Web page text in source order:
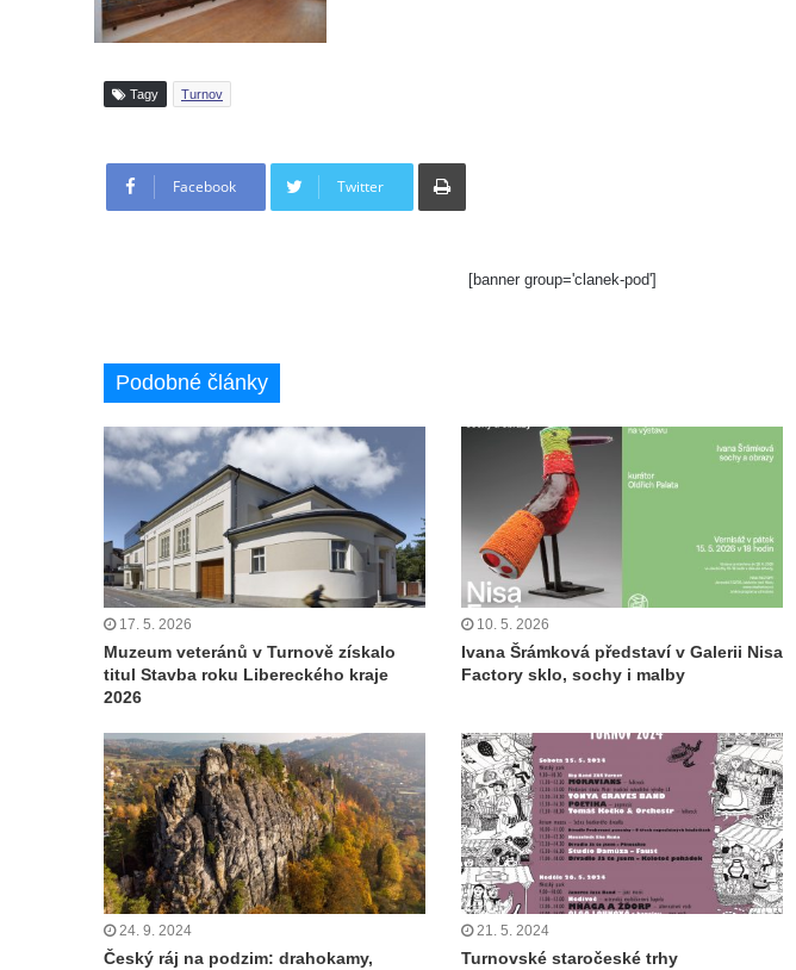
Tagy Turnov
Facebook Twitter
Tisknout
[banner group='clanek-pod']
Podobné články
17. 5. 2026
Muzeum veteránů v Turnově získalo
titul Stavba roku Libereckého kraje
2026
10. 5. 2026
Ivana Šrámková představí v Galerii Nisa
Factory sklo, sochy i malby
24. 9. 2024
Český ráj na podzim: drahokamy,
21. 5. 2024
Turnovské staročeské trhy